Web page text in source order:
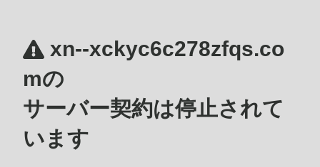
xn--xckyc6c278zfqs.co
mの
サーバー契約は停止されて
います